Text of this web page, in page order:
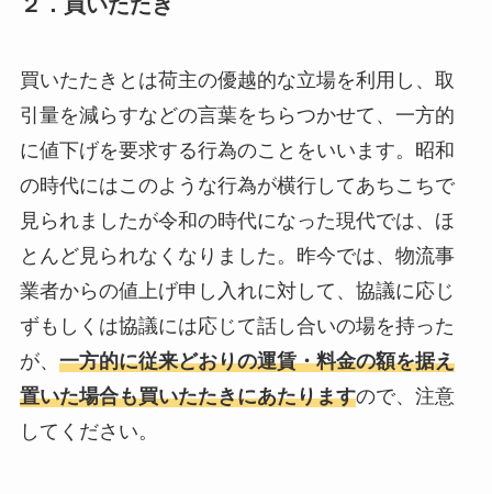
買いたたきとは荷主の優越的な立場を利用し、取
引量を減らすなどの言葉をちらつかせて、一方的
に値下げを要求する行為のことをいいます。昭和
の時代にはこのような行為が横行してあちこちで
見られましたが令和の時代になった現代では、ほ
とんど見られなくなりました。昨今では、物流事
業者からの値上げ申し入れに対して、協議に応じ
ずもしくは協議には応じて話し合いの場を持った
が、 一方的に従来どおりの運賃・料金の額を据え
置いた場合も買いたたきにあたりますので、注意
してください。